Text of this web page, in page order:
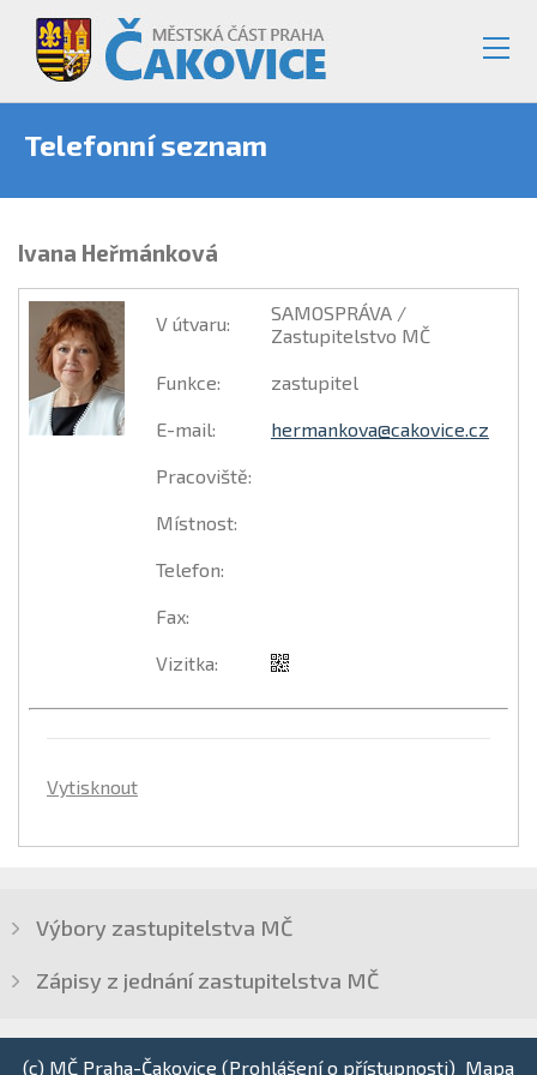
Telefonní seznam
Ivana Heřmánková
V útvaru:
SAMOSPRÁVA /
Zastupitelstvo MČ
Funkce: zastupitel
E-mail: hermankova@cakovice.cz
Pracoviště:
Místnost:
Telefon:
Fax:
Vizitka:
Vytisknout
Výbory zastupitelstva MČ
Zápisy z jednání zastupitelstva MČ
(c) MČ Praha-Čakovice (Prohlášení o přístupnosti) Mapa